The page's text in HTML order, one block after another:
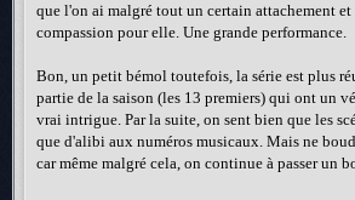
que l'on ai malgré tout un certain attachement et
compassion pour elle. Une grande performance.
Bon, un petit bémol toutefois, la série est plus
partie de la saison (les 13 premiers) qui ont un
vrai intrigue. Par la suite, on sent bien que les
que d'alibi aux numéros musicaux. Mais ne
car même malgré cela, on continue à passer un